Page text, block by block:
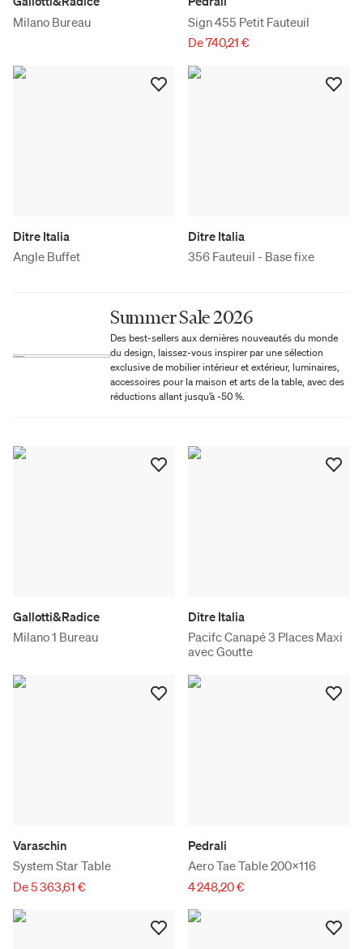
Milano Bureau
Sign 455 Petit Fauteuil
De 740,21 €
Ditre Italia
Angle Buffet
Ditre Italia
356 Fauteuil - Base fixe
Summer Sale 2026
Des best-sellers aux dernières nouveautés du monde
du design, laissez-vous inspirer par une sélection
exclusive de mobilier intérieur et extérieur, luminaires,
accessoires pour la maison et arts de la table, avec des
réductions allant jusqu’à -50 %.
Gallotti&Radice
Milano 1 Bureau
Ditre Italia
Pacifc Canapé 3 Places Maxi
avec Goutte
Varaschin
System Star Table
De 5 363,61 €
Pedrali
Aero Tae Table 200x116
4 248,20 €